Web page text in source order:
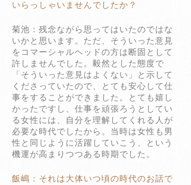
いらっしゃいませんでしたか？
菊池：残念ながら思ってはいたのではな
いかと思います。ただ、そういった意見
をコマーシャルヘッドの方は断固として
許しませんでした。毅然とした態度で
「そういった意見はよくない」と示して
くださっていたので、とても安心して仕
事をすることができました。とても嬉し
かったですし、仕事を頑張ろうとしてい
る女性には、自分を理解してくれる人が
必要な時代でしたから。当時は女性も男
性と同じように活躍していこう、という
機運が高まりつつある時期でした。
飯嶋：それは大体いつ頃の時代のお話で